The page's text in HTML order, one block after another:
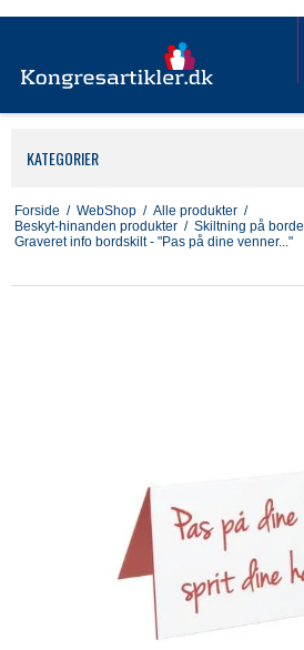
KATEGORIER
Forside / WebShop / Alle produkter /
Beskyt-hinanden produkter / Skiltning på borde
Graveret info bordskilt - "Pas på dine venner..."